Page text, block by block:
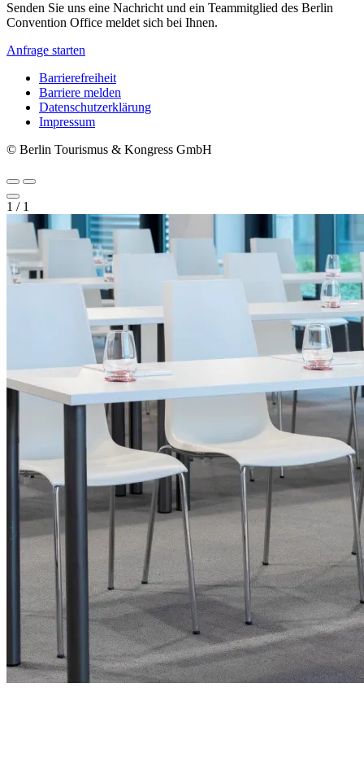
Senden Sie uns eine Nachricht und ein Teammitglied des Berlin
Convention Office meldet sich bei Ihnen.
Anfrage starten
Metanavigation
Barrierefreiheit
Barriere melden
Datenschutzerklärung
Impressum
© Berlin Tourismus & Kongress GmbH
1 / 1